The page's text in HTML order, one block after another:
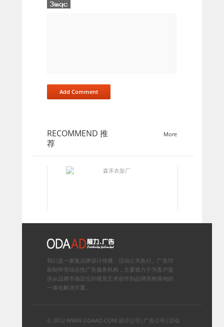
RECOMMEND 推
荐
More
我们是一家集品牌设计传播、活动公关执行、广告印
刷制作等综合性广告服务机构，主要致力于为客户提
供从品牌市场定位到视觉艺术创作到品牌亮相落地的
一体化解决方案。
© 2012 WWW.ODAAD.COM.设计公司 广告公司 活动